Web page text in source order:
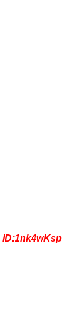
ID:1nk4wKsp